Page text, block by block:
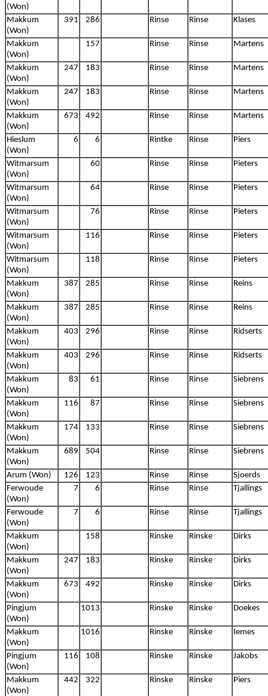
(Won)
Makkum
(Won)
391 286 Rinse Rinse Klases
Makkum
(Won)
157 Rinse Rinse Martens
Makkum
(Won)
247 183 Rinse Rinse Martens
Makkum
(Won)
247 183 Rinse Rinse Martens
Makkum
(Won)
673 492 Rinse Rinse Martens
Hieslum
(Won)
6 6 Rintke Rinse Piers
Witmarsum
(Won)
60 Rinse Rinse Pieters
Witmarsum
(Won)
64 Rinse Rinse Pieters
Witmarsum
(Won)
76 Rinse Rinse Pieters
Witmarsum
(Won)
116 Rinse Rinse Pieters
Witmarsum
(Won)
118 Rinse Rinse Pieters
Makkum
(Won)
387 285 Rinse Rinse Reins
Makkum
(Won)
387 285 Rinse Rinse Reins
Makkum
(Won)
403 296 Rinse Rinse Ridserts
Makkum
(Won)
403 296 Rinse Rinse Ridserts
Makkum
(Won)
83 61 Rinse Rinse Siebrens
Makkum
(Won)
116 87 Rinse Rinse Siebrens
Makkum
(Won)
174 133 Rinse Rinse Siebrens
Makkum
(Won)
689 504 Rinse Rinse Siebrens
Arum (Won) 126 123 Rinse Rinse
Sjoerds
Ferwoude
(Won)
7 6 Rinse Rinse Tjallings
Ferwoude
(Won)
7 6 Rinse Rinse Tjallings
Makkum
(Won)
158 Rinske Rinske Dirks
Makkum
(Won)
247 183 Rinske Rinske Dirks
Makkum
(Won)
673 492 Rinske Rinske Dirks
Pingjum
(Won)
1013 Rinske Rinske Doekes
Makkum
(Won)
1016 Rinske Rinske Iemes
Pingjum
(Won)
116 108 Rinske Rinske Jakobs
Makkum
(Won)
442 322 Rinske Rinske Piers